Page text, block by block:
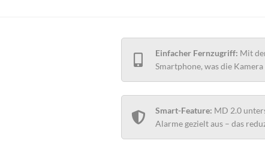
Einfacher Fernzugriff: Mit
Smartphone, was die
Smart-Feature: MD 2.0
Alarme gezielt aus – das